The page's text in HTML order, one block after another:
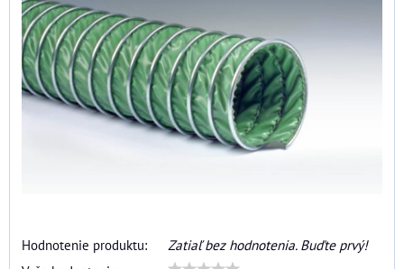
Hodnotenie produktu:
Zatiaľ bez hodnotenia. Buďte prvý!